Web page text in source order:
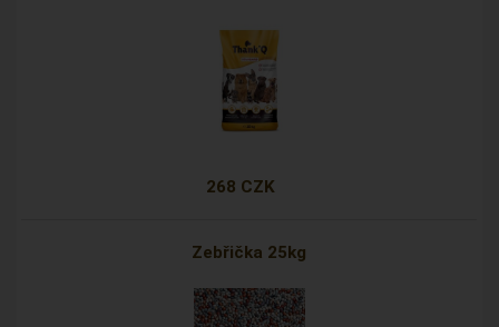
268 CZK
Zebřička 25kg